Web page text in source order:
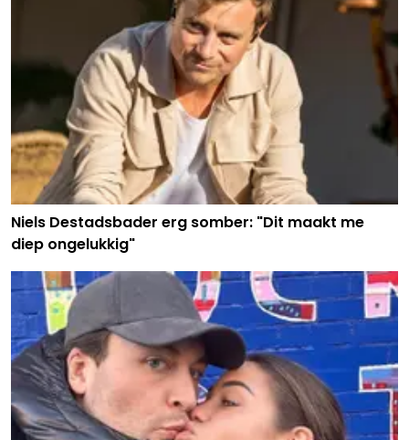
Niels Destadsbader erg somber: "Dit maakt me
diep ongelukkig"